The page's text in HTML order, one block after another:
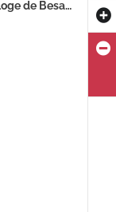
Besançon.